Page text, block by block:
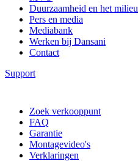
Duurzaamheid en het milieu
Pers en media
Mediabank
Werken bij Dansani
Contact
Support
Zoek verkooppunt
FAQ
Garantie
Montagevideo's
Verklaringen